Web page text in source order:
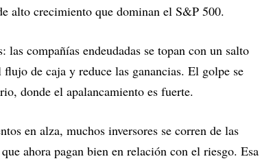
alto crecimiento que dominan el S&P 500.
las compañías endeudadas se topan con un salto
de caja y reduce las ganancias. El golpe se
donde el apalancamiento es fuerte.
en alza, muchos inversores se corren de las
ahora pagan bien en relación con el riesgo. Esa